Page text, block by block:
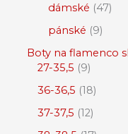
dámské 47
pánské 9
Boty na flamenco
27-35,5 9
36-36,5 18
37-37,5 12